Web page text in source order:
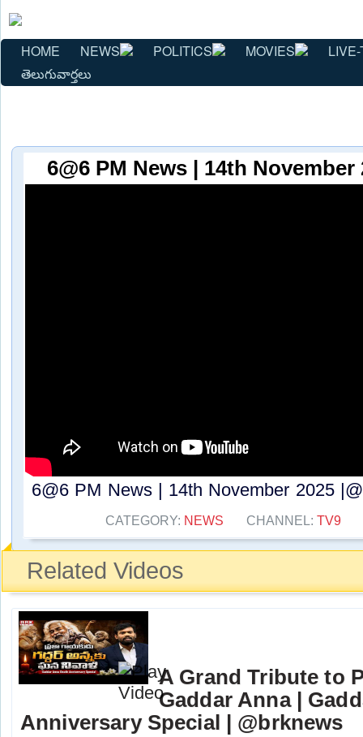
HOME NEWS POLITICS MOVIES
తెలుగువార్తలు
6@6 PM News | 14th November
6@6 PM News | 14th November 2025
CATEGORY: NEWS CHANNEL: TV9
Related Videos
A Grand Tribute to
Gaddar Anna |
Anniversary Special | @brknews